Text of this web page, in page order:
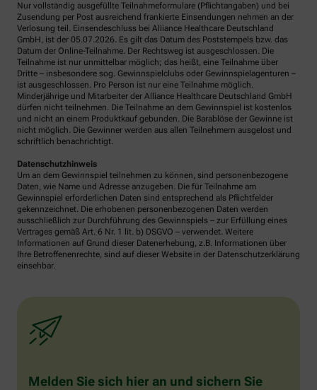
Nur vollständig ausgefüllte Teilnahmeformulare (Pflichtangaben) und bei
Zusendung per Post ausreichend frankierte Einsendungen nehmen an der
Verlosung teil. Einsendeschluss bei Alliance Healthcare Deutschland
GmbH, ist der 05.07.2026. Es gilt das Datum des Poststempels bzw. das
Datum der Online-Teilnahme. Der Rechtsweg ist ausgeschlossen. Die
Teilnahme ist nur unmittelbar möglich; das heißt, eine Teilnahme über
Dritte – insbesondere sog. Gewinnspielclubs oder Gewinnspielagenturen –
ist ausgeschlossen. Pro Person ist nur eine Teilnahme möglich.
Minderjährige und Mitarbeiter der Alliance Healthcare Deutschland GmbH
dürfen nicht teilnehmen. Die Teilnahme an dem Gewinnspiel ist kostenlos
und nicht an einem Produktkauf gebunden. Die Barablöse der Gewinne ist
nicht möglich. Die Gewinner werden aus allen Teilnehmern ausgelost und
schriftlich benachrichtigt.
Datenschutzhinweis
Um an dem Gewinnspiel teilnehmen zu können, sind personenbezogene
Daten, wie Name und Adresse anzugeben. Die für Teilnahme am
Gewinnspiel erforderlichen Daten sind entsprechend als Pflichtfelder
gekennzeichnet. Die erhobenen personenbezogenen Daten werden
ausschließlich zur Durchführung des Gewinnspiels – zur Erfüllung eines
Vertrages gemäß Art. 6 Nr. 1 lit. b) DSGVO – verwendet. Weitere
Informationen auf Grund dieser Datenerhebung, z.B. Informationen über
Ihre Betroffenenrechte, sind auf dieser Website in der Datenschutzerklärung
einsehbar.
Melden Sie sich hier an und sichern Sie